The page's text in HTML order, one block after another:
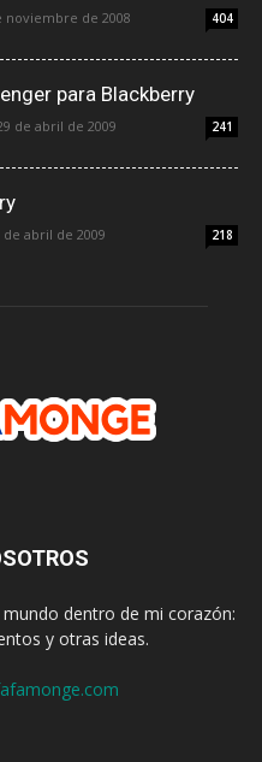
noviembre de 2008 404
para Blackberry
de abril de 2009 241
abril de 2009 218
dentro de mi corazón:
y otras ideas.